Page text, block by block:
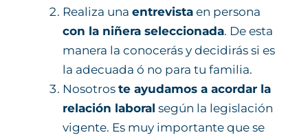
Realiza una entrevista en persona
con la niñera seleccionada. De esta
manera la conocerás y decidirás si es
la adecuada ó no para tu familia.
Nosotros te ayudamos a acordar la
relación laboral según la legislación
vigente. Es muy importante que se